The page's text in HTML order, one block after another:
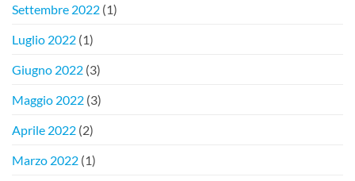
Settembre 2022 (1)
Luglio 2022 (1)
Giugno 2022 (3)
Maggio 2022 (3)
Aprile 2022 (2)
Marzo 2022 (1)